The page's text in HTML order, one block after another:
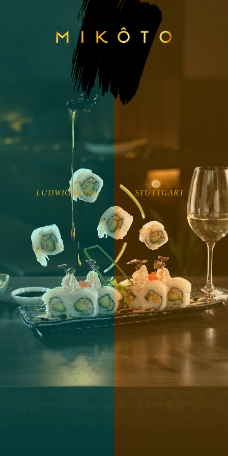
LUDWIGSBURG STUTTGART